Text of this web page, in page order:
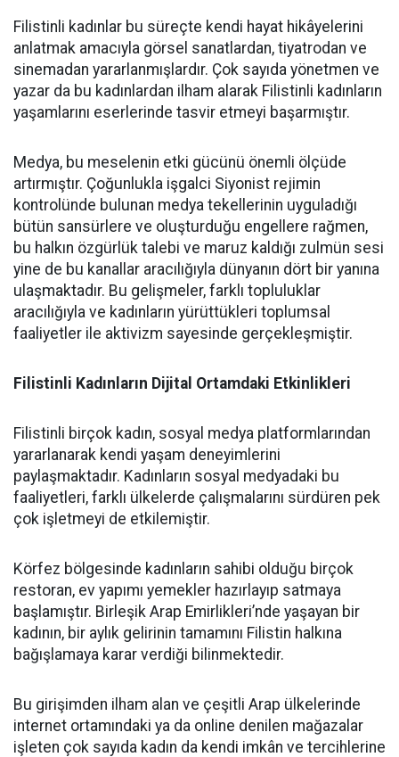
Filistinli kadınlar bu süreçte kendi hayat hikâyelerini
anlatmak amacıyla görsel sanatlardan, tiyatrodan ve
sinemadan yararlanmışlardır. Çok sayıda yönetmen ve
yazar da bu kadınlardan ilham alarak Filistinli kadınların
yaşamlarını eserlerinde tasvir etmeyi başarmıştır.
Medya, bu meselenin etki gücünü önemli ölçüde
artırmıştır. Çoğunlukla işgalci Siyonist rejimin
kontrolünde bulunan medya tekellerinin uyguladığı
bütün sansürlere ve oluşturduğu engellere rağmen,
bu halkın özgürlük talebi ve maruz kaldığı zulmün sesi
yine de bu kanallar aracılığıyla dünyanın dört bir yanına
ulaşmaktadır. Bu gelişmeler, farklı topluluklar
aracılığıyla ve kadınların yürüttükleri toplumsal
faaliyetler ile aktivizm sayesinde gerçekleşmiştir.
Filistinli Kadınların Dijital Ortamdaki Etkinlikleri
Filistinli birçok kadın, sosyal medya platformlarından
yararlanarak kendi yaşam deneyimlerini
paylaşmaktadır. Kadınların sosyal medyadaki bu
faaliyetleri, farklı ülkelerde çalışmalarını sürdüren pek
çok işletmeyi de etkilemiştir.
Körfez bölgesinde kadınların sahibi olduğu birçok
restoran, ev yapımı yemekler hazırlayıp satmaya
başlamıştır. Birleşik Arap Emirlikleri’nde yaşayan bir
kadının, bir aylık gelirinin tamamını Filistin halkına
bağışlamaya karar verdiği bilinmektedir.
Bu girişimden ilham alan ve çeşitli Arap ülkelerinde
internet ortamındaki ya da online denilen mağazalar
işleten çok sayıda kadın da kendi imkân ve tercihlerine